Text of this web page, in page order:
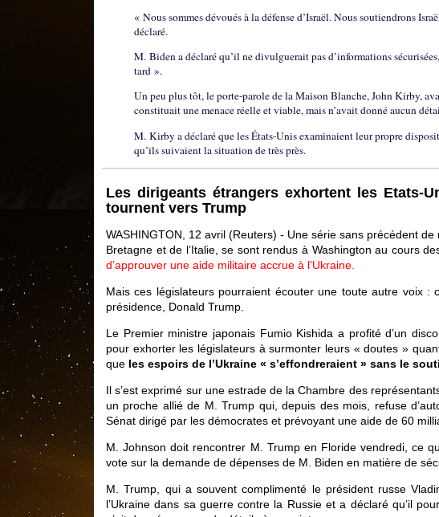
« Nous sommes dévoués à la défense d’Israël. Nous soutiendrons
déclaré.
M. Biden a déclaré qu’il ne divulguerait pas d’informations
tard ».
Un peu plus tôt, le porte-parole de la Maison Blanche, John Kirby,
constituait une menace réelle et viable, mais n’avait donné aucun
M. Kirby a déclaré que les États-Unis examinaient leur propre
qu’ils suivaient la situation de très près.
Les dirigeants étrangers exhortent les Etats-
tournent vers Trump
WASHINGTON, 12 avril (Reuters) - Une série sans précédent
Bretagne et de l’Italie, se sont rendus à Washington au cours
d’approuver une aide militaire accrue à l’Ukraine.
Mais ces législateurs pourraient écouter une toute autre voix :
présidence, Donald Trump.
Le Premier ministre japonais Fumio Kishida a profité d’un
pour exhorter les législateurs à surmonter leurs « doutes »
que les espoirs de l’Ukraine « s’effondreraient » sans le
Il s’est exprimé sur une estrade de la Chambre des
un proche allié de M. Trump qui, depuis des mois, refuse
Sénat dirigé par les démocrates et prévoyant une aide de 60
M. Johnson doit rencontrer M. Trump en Floride vendredi, ce
vote sur la demande de dépenses de M. Biden en matière de
M. Trump, qui a souvent complimenté le président russe
l’Ukraine dans sa guerre contre la Russie et a déclaré qu’il